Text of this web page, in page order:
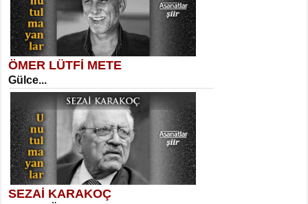
MEHMET TAŞTAN
Vagon’da Bir Şairle...
Mehmet Çoban
Elmira...
ÖMER LÜTFİ METE
Gülce...
SEZAİ KARAKOÇ